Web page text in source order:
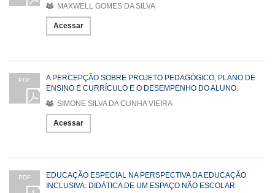
MAXWELL GOMES DA SILVA
Acessar
PDF
A PERCEPÇÃO SOBRE PROJETO PEDAGÓGICO, PLANO DE
ENSINO E CURRÍCULO E O DESEMPENHO DO ALUNO.
SIMONE SILVA DA CUNHA VIEIRA
Acessar
PDF
EDUCAÇÃO ESPECIAL NA PERSPECTIVA DA EDUCAÇÃO
INCLUSIVA: DIDÁTICA DE UM ESPAÇO NÃO ESCOLAR